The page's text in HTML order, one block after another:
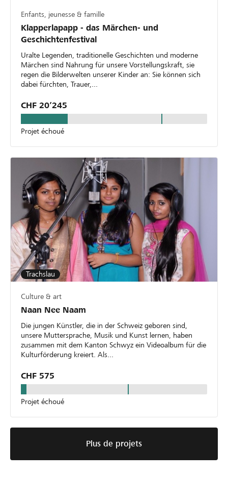
Enfants, jeunesse & famille
Klapperlapapp - das Märchen- und
Geschichtenfestival
Uralte Legenden, traditionelle Geschichten und moderne
Märchen sind Nahrung für unsere Vorstellungskraft, sie
regen die Bilderwelten unserer Kinder an: Sie können sich
dabei fürchten, Trauer,...
CHF 20’245
Projet échoué
Trachslau
Culture & art
Naan Nee Naam
Die jungen Künstler, die in der Schweiz geboren sind,
unsere Muttersprache, Musik und Kunst lernen, haben
zusammen mit dem Kanton Schwyz ein Videoalbum für die
Kulturförderung kreiert. Als...
CHF 575
Projet échoué
Plus de projets